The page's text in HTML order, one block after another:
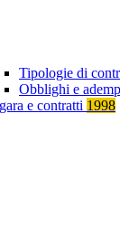
Tipologie di
Obblighi e
e contratti 1998